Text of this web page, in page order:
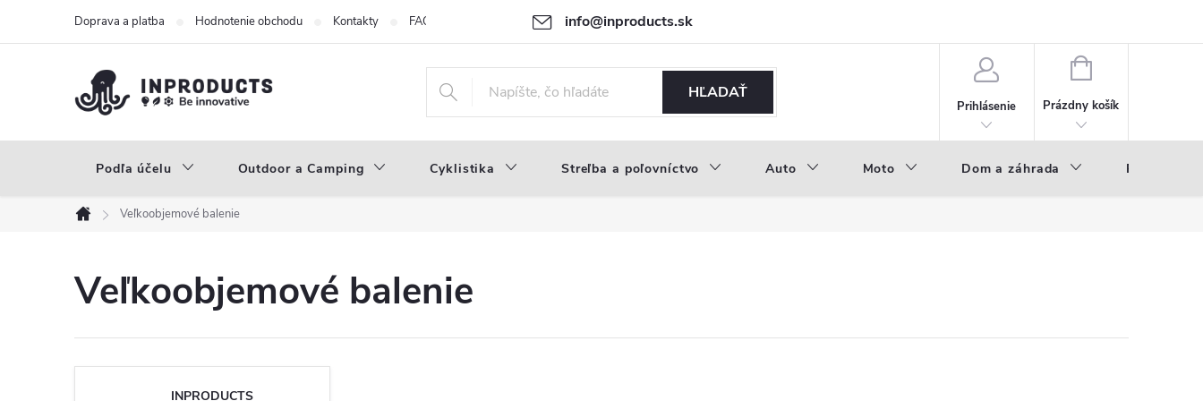
info@inproducts.sk
Doprava a platba Hodnotenie obchodu Kontakty FAQ Náš príbeh
HĽADAŤ
Prihlásenie
NÁKUPNÝ
Prázdny košík
Podľa účelu Outdoor a Camping Cyklistika Streľba a poľovníctvo Auto Moto Dom a záhrada
Domov
Veľkoobjemové balenie
Veľkoobjemové balenie
INPRODUCTS